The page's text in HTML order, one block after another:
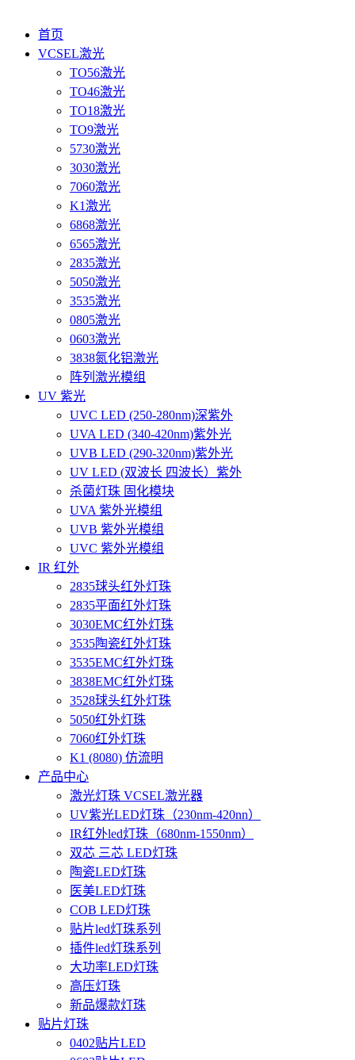
首页
VCSEL激光
TO56激光
TO46激光
TO18激光
TO9激光
5730激光
3030激光
7060激光
K1激光
6868激光
6565激光
2835激光
5050激光
3535激光
0805激光
0603激光
3838氮化铝激光
阵列激光模组
UV 紫光
UVC LED (250-280nm)深紫外
UVA LED (340-420nm)紫外光
UVB LED (290-320nm)紫外光
UV LED (双波长 四波长）紫外
杀菌灯珠 固化模块
UVA 紫外光模组
UVB 紫外光模组
UVC 紫外光模组
IR 红外
2835球头红外灯珠
2835平面红外灯珠
3030EMC红外灯珠
3535陶瓷红外灯珠
3535EMC红外灯珠
3838EMC红外灯珠
3528球头红外灯珠
5050红外灯珠
7060红外灯珠
K1 (8080) 仿流明
产品中心
激光灯珠 VCSEL激光器
UV紫光LED灯珠（230nm-420nn）
IR红外led灯珠（680nm-1550nm）
双芯 三芯 LED灯珠
陶瓷LED灯珠
医美LED灯珠
COB LED灯珠
贴片led灯珠系列
插件led灯珠系列
大功率LED灯珠
高压灯珠
新品爆款灯珠
贴片灯珠
0402贴片LED